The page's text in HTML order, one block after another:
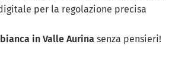
per la regolazione precisa
in Valle Aurina senza pensieri!